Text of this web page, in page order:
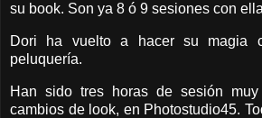
su book. Son ya 8 ó 9 sesiones con
Dori ha vuelto a hacer su magia
peluquería.
Han sido tres horas de sesión
cambios de look, en Photostudio45.